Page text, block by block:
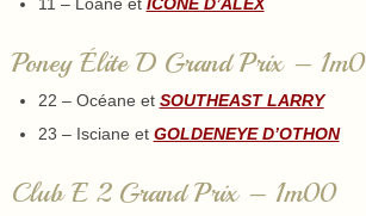
Poney Élite D Grand Prix –
22 – Océane et SOUTHEAST LARRY
23 – Isciane et GOLDENEYE D’OTHON
Club E 2 Grand Prix – 1m00